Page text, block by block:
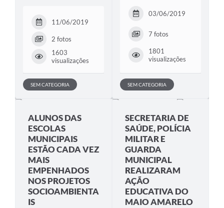
11/06/2019
2 fotos
1603
visualizações
SEM CATEGORIA
03/06/2019
7 fotos
1801
visualizações
SEM CATEGORIA
ALUNOS DAS
ESCOLAS
MUNICIPAIS
ESTÃO CADA VEZ
MAIS
EMPENHADOS
NOS PROJETOS
SOCIOAMBIENTA
IS
SECRETARIA DE
SAÚDE, POLÍCIA
MILITAR E
GUARDA
MUNICIPAL
REALIZARAM
AÇÃO
EDUCATIVA DO
MAIO AMARELO